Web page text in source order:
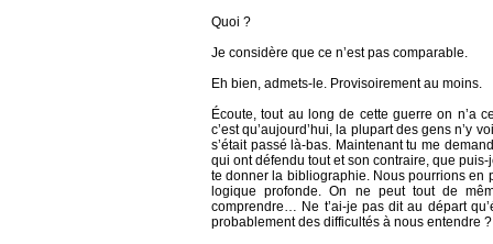
Quoi ?
Je considère que ce n’est pas comparable.
Eh bien, admets-le. Provisoirement au moins.
Écoute, tout au long de cette guerre on n’a
c’est qu’aujourd’hui, la plupart des gens n’y
s’était passé là-bas. Maintenant tu me
qui ont défendu tout et son contraire, que
te donner la bibliographie. Nous pourrions en
logique profonde. On ne peut tout de
comprendre… Ne t’ai-je pas dit au départ
probablement des difficultés à nous entendre ?